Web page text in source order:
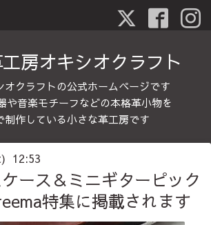
房オキシオクラフト
オクラフトの公式ホームページです
や音楽モチーフなどの本格革小物を
制作している小さな革工房です
12:53
ース＆ミニギターピック
特集に掲載されます